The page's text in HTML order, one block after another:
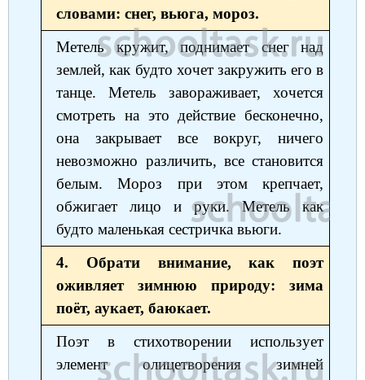
словами: снег, вьюга, мороз.
Метель кружит, поднимает снег над
землей, как будто хочет закружить его в
танце. Метель завораживает, хочется
смотреть на это действие бесконечно,
она закрывает все вокруг, ничего
невозможно различить, все становится
белым. Мороз при этом крепчает,
обжигает лицо и руки. Метель как
будто маленькая сестричка вьюги.
4. Обрати внимание, как поэт
оживляет зимнюю природу: зима
поёт, аукает, баюкает.
Поэт в стихотворении использует
элемент олицетворения зимней